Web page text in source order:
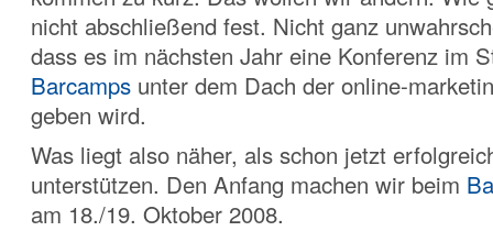
nicht abschließend fest. Nicht ganz
dass es im nächsten Jahr eine Konferenz im
Barcamps unter dem Dach der online-
geben wird.
Was liegt also näher, als schon jetzt
unterstützen. Den Anfang machen wir beim
am 18./19. Oktober 2008.